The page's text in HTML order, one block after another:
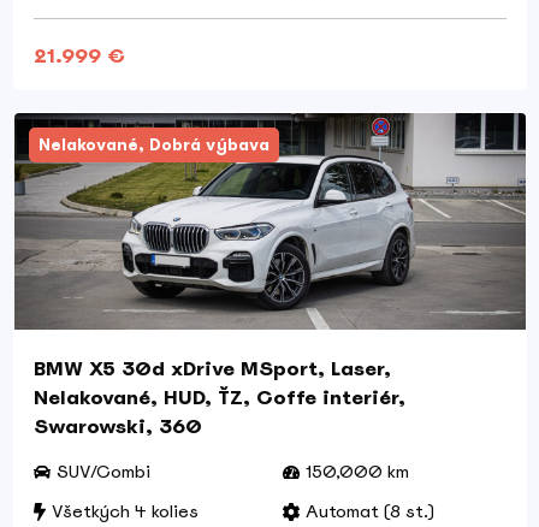
21.999 €
Nelakované, Dobrá výbava
BMW X5 30d xDrive MSport, Laser,
Nelakované, HUD, ŤZ, Coffe interiér,
Swarowski, 360
SUV/Combi
150,000 km
Všetkých 4 kolies
Automat (8 st.)